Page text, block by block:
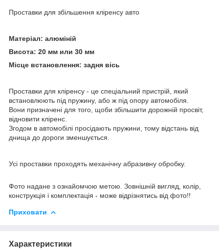
Проставки для збільшення кліренсу авто
Матеріал: алюміній
Висота: 20 мм или 30 мм
Місце встановлення: задня вісь
Проставки для кліренсу - це спеціальний пристрій, який
встановлюють під пружину, або ж під опору автомобіля.
Вони призначені для того, щоби збільшити дорожній просвіт,
відновити кліренс.
Згодом в автомобілі просідають пружини, тому відстань від
днища до дороги зменшується.
Усі проставки проходять механічну абразивну обробку.
Фото надане з ознайомчою метою. Зовнішній вигляд, колір,
конструкція і комплектація - може відрізнятись від фото!!
Приховати
Характеристики